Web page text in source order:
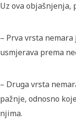
Uz ova objašnjenja,
– Prva vrsta
usmjerava prema
– Druga vrsta
pažnje, odnosno
njima.